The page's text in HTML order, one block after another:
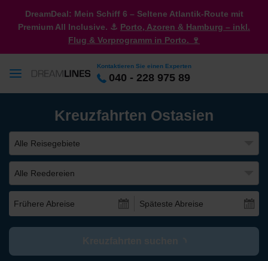
DreamDeal: Mein Schiff 6 – Seltene Atlantik-Route mit
Premium All Inclusive. ⚓ Porto, Azoren & Hamburg – inkl.
Flug & Vorprogramm in Porto. 🍷
Kontaktieren Sie einen Experten
040 - 228 975 89
Kreuzfahrten Ostasien
Alle Reisegebiete
Alle Reedereien
Frühere Abreise Späteste Abreise